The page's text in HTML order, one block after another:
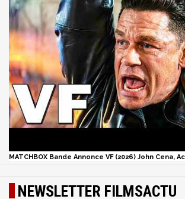
MATCHBOX Bande Annonce VF (2026) John Cena,
NEWSLETTER FILMSACTU